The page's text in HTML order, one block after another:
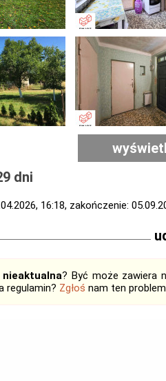
dni
16:18, zakończenie:
nieaktualna? Być może zawiera
regulamin? Zgłoś nam ten